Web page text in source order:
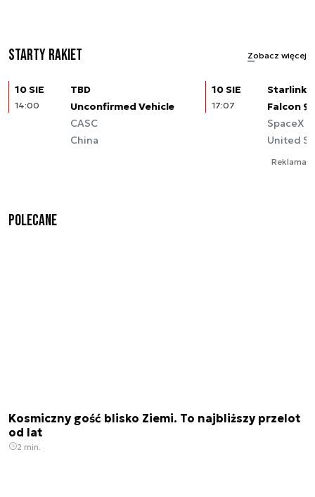
Starty rakiet Zobacz więcej
10 SIE
14:00
TBD
Unconfirmed Vehicle
CASC
China
10 SIE
17:07
Starlink
Falcon 9
SpaceX
United
Reklama
Polecane
Kosmiczny gość blisko Ziemi. To najbliższy przelot
od lat
2 min.